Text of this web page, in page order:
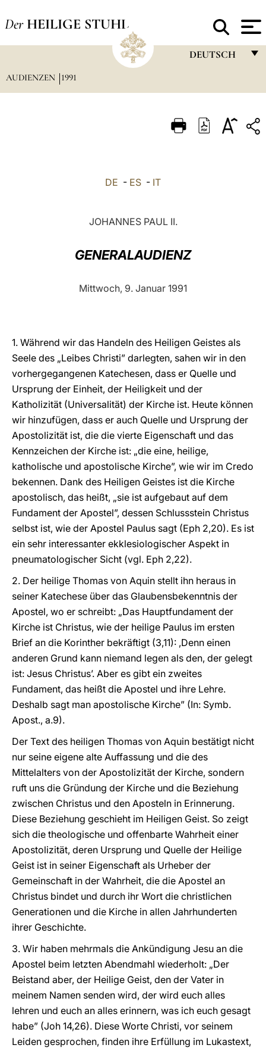
Der HEILIGE STUHL
DEUTSCH
ITALIANO
中文
AUDIENZEN 1991
DE - ES - IT
JOHANNES PAUL II.
GENERALAUDIENZ
Mittwoch, 9. Januar 1991
1. Während wir das Handeln des Heiligen Geistes als
Seele des „Leibes Christi” darlegten, sahen wir in den
vorhergegangenen Katechesen, dass er Quelle und
Ursprung der Einheit, der Heiligkeit und der
Katholizität (Universalität) der Kirche ist. Heute können
wir hinzufügen, dass er auch Quelle und Ursprung der
Apostolizität ist, die die vierte Eigenschaft und das
Kennzeichen der Kirche ist: „die eine, heilige,
katholische und apostolische Kirche”, wie wir im Credo
bekennen. Dank des Heiligen Geistes ist die Kirche
apostolisch, das heißt, „sie ist aufgebaut auf dem
Fundament der Apostel”, dessen Schlussstein Christus
selbst ist, wie der Apostel Paulus sagt (Eph 2,20). Es ist
ein sehr interessanter ekklesiologischer Aspekt in
pneumatologischer Sicht (vgl. Eph 2,22).
2. Der heilige Thomas von Aquin stellt ihn heraus in
seiner Katechese über das Glaubensbekenntnis der
Apostel, wo er schreibt: „Das Hauptfundament der
Kirche ist Christus, wie der heilige Paulus im ersten
Brief an die Korinther bekräftigt (3,11): ,Denn einen
anderen Grund kann niemand legen als den, der gelegt
ist: Jesus Christus’. Aber es gibt ein zweites
Fundament, das heißt die Apostel und ihre Lehre.
Deshalb sagt man apostolische Kirche” (In: Symb.
Apost., a.9).
Der Text des heiligen Thomas von Aquin bestätigt nicht
nur seine eigene alte Auffassung und die des
Mittelalters von der Apostolizität der Kirche, sondern
ruft uns die Gründung der Kirche und die Beziehung
zwischen Christus und den Aposteln in Erinnerung.
Diese Beziehung geschieht im Heiligen Geist. So zeigt
sich die theologische und offenbarte Wahrheit einer
Apostolizität, deren Ursprung und Quelle der Heilige
Geist ist in seiner Eigenschaft als Urheber der
Gemeinschaft in der Wahrheit, die die Apostel an
Christus bindet und durch ihr Wort die christlichen
Generationen und die Kirche in allen Jahrhunderten
ihrer Geschichte.
3. Wir haben mehrmals die Ankündigung Jesu an die
Apostel beim letzten Abendmahl wiederholt: „Der
Beistand aber, der Heilige Geist, den der Vater in
meinem Namen senden wird, der wird euch alles
lehren und euch an alles erinnern, was ich euch gesagt
habe” (Joh 14,26). Diese Worte Christi, vor seinem
Leiden gesprochen, finden ihre Erfüllung im Lukastext,